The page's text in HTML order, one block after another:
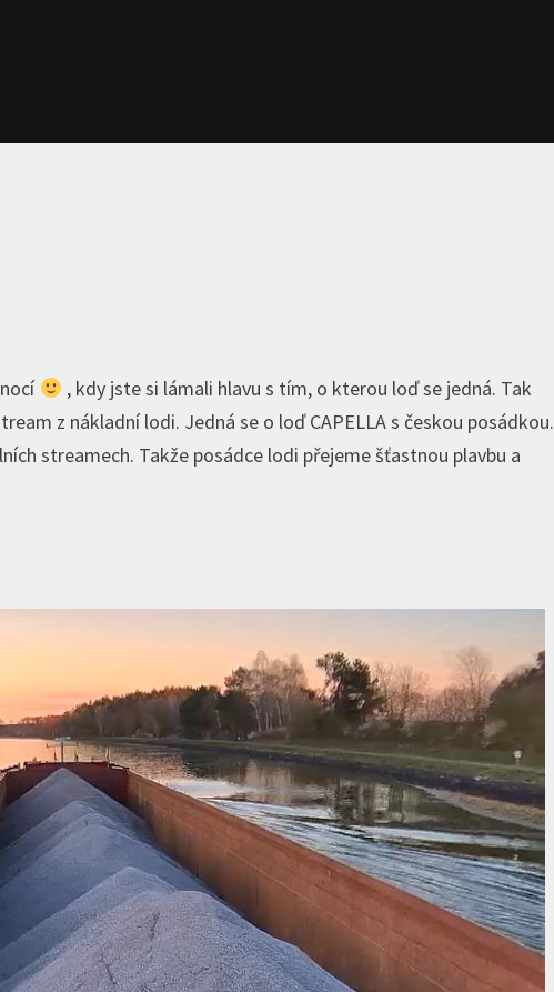
, kdy jste si lámali hlavu s tím, o kterou loď se jedná. Tak
z nákladní lodi. Jedná se o loď CAPELLA s českou posádkou.
streamech. Takže posádce lodi přejeme šťastnou plavbu a